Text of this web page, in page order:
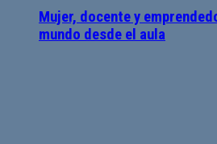
Mujer, docente y
mundo desde el aula